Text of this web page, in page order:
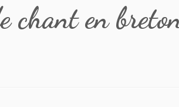
chant en